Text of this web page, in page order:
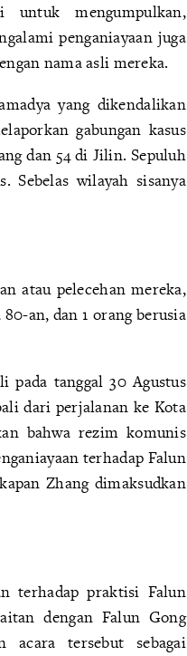
untuk mengumpulkan,
penganiayaan juga
nama asli mereka.
yang dikendalikan
gabungan kasus
dan 54 di Jilin. Sepuluh
Sebelas wilayah sisanya
atau pelecehan mereka,
an, dan 1 orang berusia
pada tanggal 30 Agustus
dari perjalanan ke Kota
bahwa rezim komunis
terhadap Falun
Zhang dimaksudkan
terhadap praktisi Falun
dengan Falun Gong
acara tersebut sebagai